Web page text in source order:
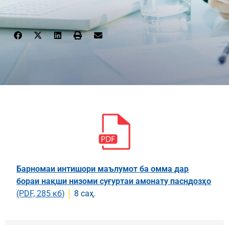
Барномаи интишори маълумот ба омма дар
бораи нақши низоми суғуртаи амонату пасндозҳо
(PDF, 285 кб) 8 саҳ.